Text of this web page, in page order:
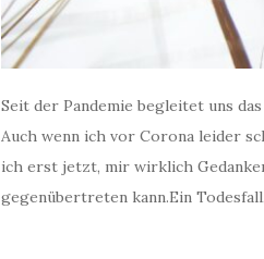
Seit der Pandemie begleitet uns
Auch wenn ich vor Corona leider
ich erst jetzt, mir wirklich
gegenübertreten kann.Ein